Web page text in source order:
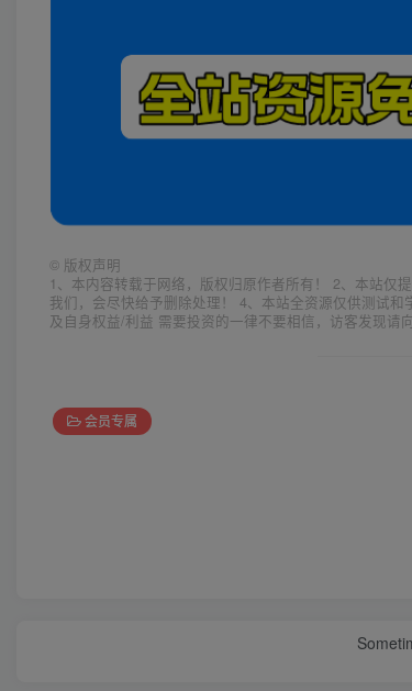
© 版权声明
1、本内容转载于网络，版权归原作者所有！ 2、本站仅
我们，会尽快给予删除处理！ 4、本站全资源仅供测试
及自身权益/利益 需要投资的一律不要相信，访客发现
会员专属